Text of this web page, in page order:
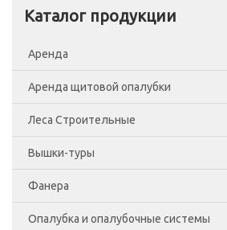
Каталог продукции
Аренда
Аренда щитовой опалубки
Леса Строительные
Леса рамные
Помосты
Сетка фасадная
Вышки-туры
Вышка-тура ВСП-250/0.7
Вышка-тура ВСП-250/1.2
Фанера
Фанера Россия
Опалубка и опалубочные системы